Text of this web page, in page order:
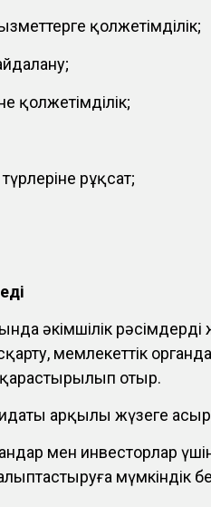
қолжетімділік;
қолжетімділік;
рұқсат;
әкімшілік рәсімдерді
мемлекеттік
отыр.
арқылы жүзеге
мен инвесторлар
мүмкіндік